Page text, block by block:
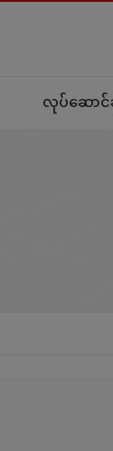
လုပ်ဆောင်